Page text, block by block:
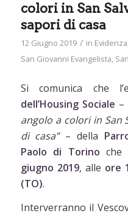
colori in San
sapori di casa
12 Giugno 2019 / in Evidenza
San Giovanni Evangelista,
Si comunica che
dell’Housing Sociale –
angolo a colori in San
di casa”– della
Paolo di Torino che
giugno 2019, alle ore
(TO).
Interverranno il